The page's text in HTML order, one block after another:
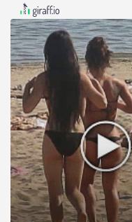
ц
и
я
п
о
з
а
п
и
с